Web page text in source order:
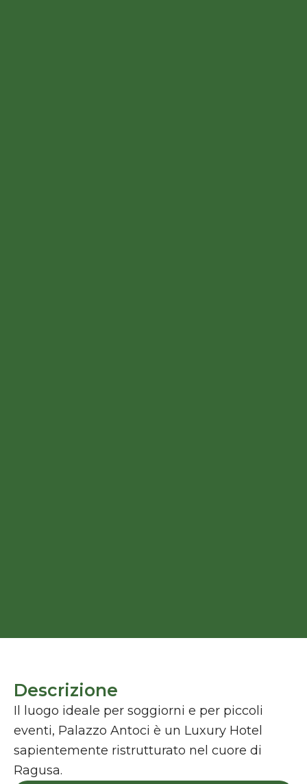
Descrizione
Il luogo ideale per soggiorni e per piccoli
eventi, Palazzo Antoci è un Luxury Hotel
sapientemente ristrutturato nel cuore di
Ragusa.